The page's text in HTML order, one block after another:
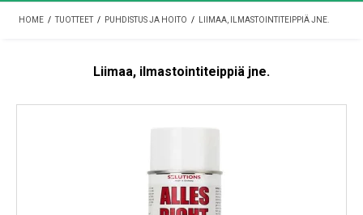
Teltat
HOME / TUOTTEET / PUHDISTUS JA HOITO / LIIMAA, ILMASTOINTITEIPPIÄ JNE.
Liimaa, ilmastointiteippiä jne.